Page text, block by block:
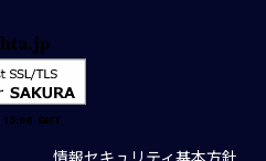
情報セキュリティ基本方針